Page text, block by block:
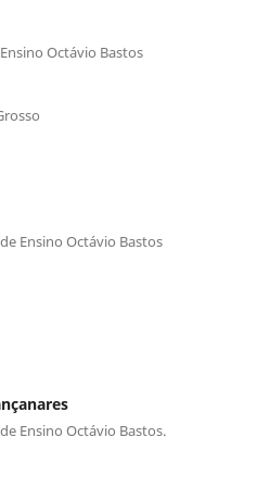
Octávio Bastos
Ensino Octávio Bastos
Ensino Octávio Bastos.